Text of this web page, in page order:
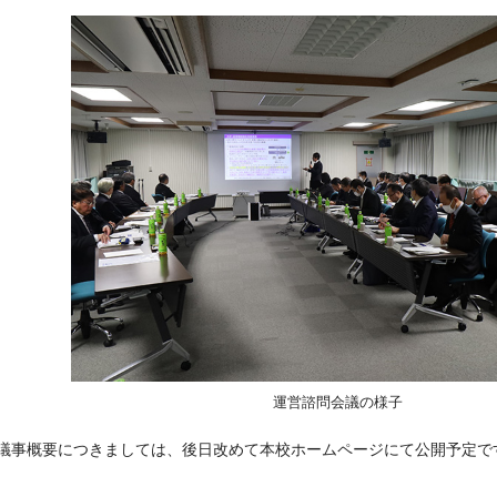
運営諮問会議の様子
事概要につきましては、後日改めて本校ホームページにて公開予定で